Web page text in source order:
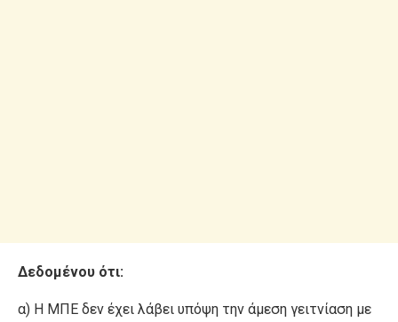
Δεδομένου ότι:
α) Η ΜΠΕ δεν έχει λάβει υπόψη την άμεση γειτνίαση με